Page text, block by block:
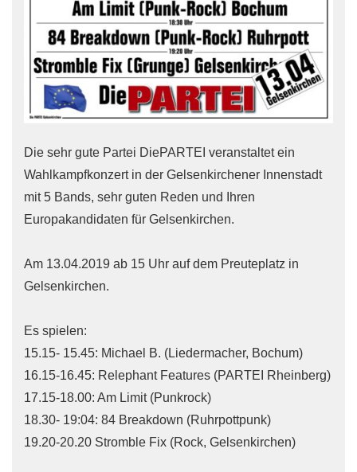
Die sehr gute Partei DiePARTEI veranstaltet ein
Wahlkampfkonzert in der Gelsenkirchener Innenstadt
mit 5 Bands, sehr guten Reden und Ihren
Europakandidaten für Gelsenkirchen.
Am 13.04.2019 ab 15 Uhr auf dem Preuteplatz in
Gelsenkirchen.
Es spielen:
15.15- 15.45: Michael B. (Liedermacher, Bochum)
16.15-16.45: Relephant Features (PARTEI Rheinberg)
17.15-18.00: Am Limit (Punkrock)
18.30- 19:04: 84 Breakdown (Ruhrpottpunk)
19.20-20.20 Stromble Fix (Rock, Gelsenkirchen)